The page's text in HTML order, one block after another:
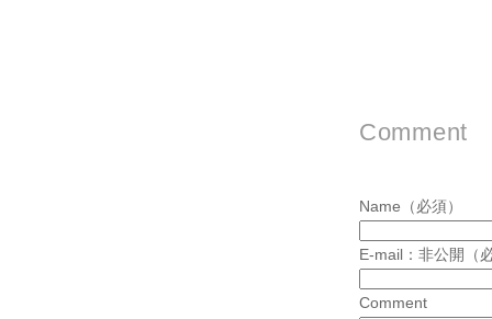
Comment
Name（必須）
E-mail：非公開（
Comment